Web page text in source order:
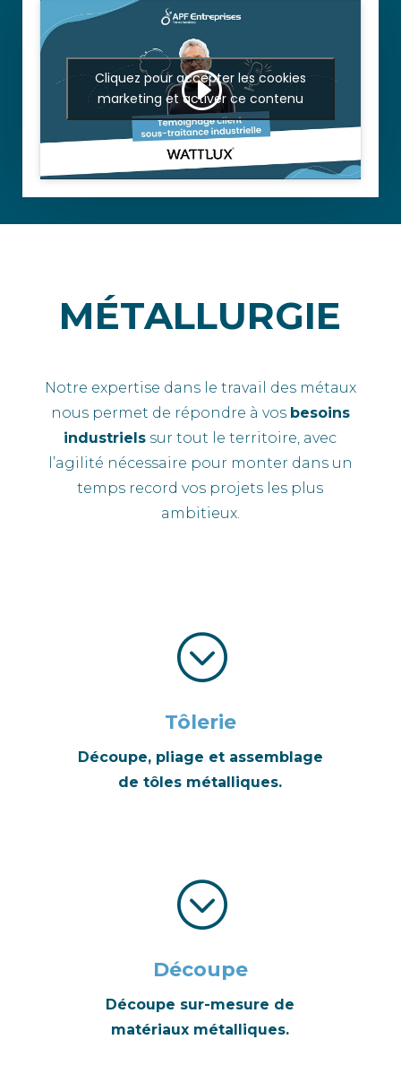
Cliquez pour accepter les cookies
marketing et activer ce contenu
MÉTALLURGIE
Notre expertise dans le travail des métaux
nous permet de répondre à vos besoins
industriels sur tout le territoire, avec
l’agilité nécessaire pour monter dans un
temps record vos projets les plus
ambitieux.
;
Tôlerie
Découpe, pliage et assemblage
de tôles métalliques.
;
Découpe
Découpe sur-mesure de
matériaux métalliques.